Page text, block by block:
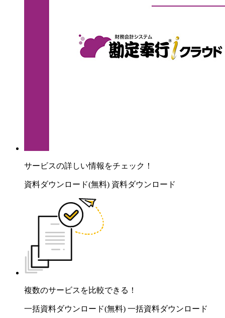
サービスの詳しい情報をチェック！
資料ダウンロード(無料) 資料ダウンロード
複数のサービスを比較できる！
一括資料ダウンロード(無料) 一括資料ダウンロード